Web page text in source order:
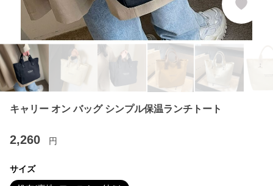
キャリー オン バッグ シンプル保温ランチトート
2,260 円
サイズ